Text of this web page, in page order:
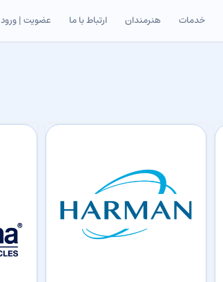
خدمات هنرمندان ارتباط با ما عضویت | ورود